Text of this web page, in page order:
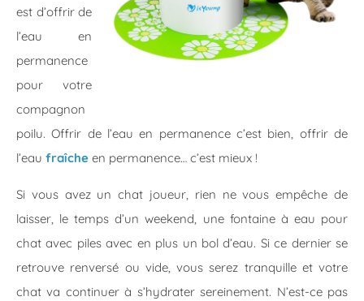
est d’offrir de
l’eau en
permanence
pour votre
compagnon
poilu. Offrir de l’eau en permanence c’est bien, offrir de
l’eau fraîche en permanence… c’est mieux !
Si vous avez un chat joueur, rien ne vous empêche de
laisser, le temps d’un weekend, une fontaine à eau pour
chat avec piles avec en plus un bol d’eau. Si ce dernier se
retrouve renversé ou vide, vous serez tranquille et votre
chat va continuer à s’hydrater sereinement. N’est-ce pas